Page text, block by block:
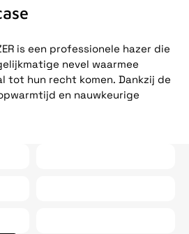
is een professionele hazer die
nevel waarmee
tot hun recht komen. Dankzij de
en nauwkeurige